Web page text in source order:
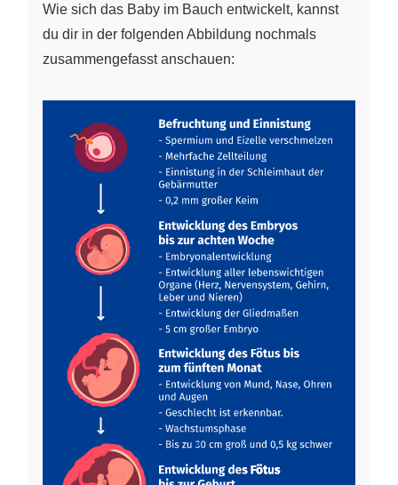
Wie sich das Baby im Bauch entwickelt, kannst
du dir in der folgenden Abbildung nochmals
zusammengefasst anschauen: